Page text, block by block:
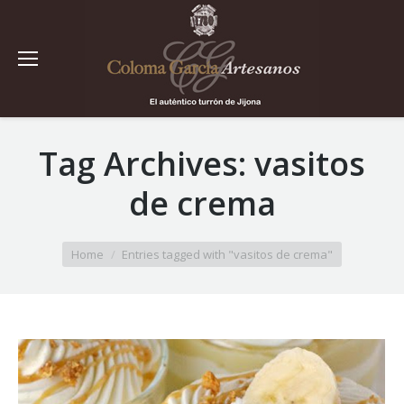
Tag Archives: vasitos
de crema
You are here:
Home Entries tagged with "vasitos de crema"